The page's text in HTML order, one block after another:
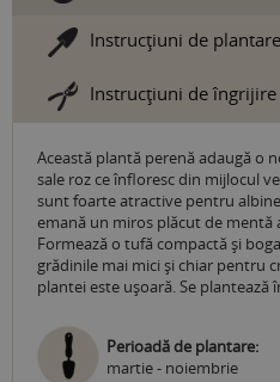
Instrucţiuni de plantare
Instrucţiuni de îngrijire
Această plantă perenă adaugă o
sale roz ce înfloresc din mijlocul
sunt foarte atractive pentru
emană un miros plăcut de
Formează o tufă compactă și
grădinile mai mici și chiar pentru
plantei este ușoară. Se plantează
Perioadă de plantare:
martie - noiembrie